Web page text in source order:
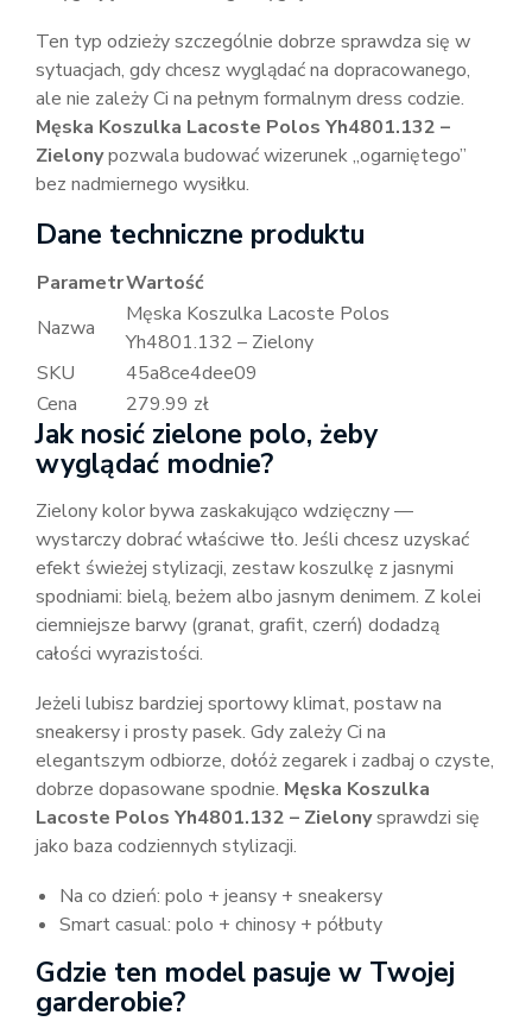
Ten typ odzieży szczególnie dobrze sprawdza się w
sytuacjach, gdy chcesz wyglądać na dopracowanego,
ale nie zależy Ci na pełnym formalnym dress codzie.
Męska Koszulka Lacoste Polos Yh4801.132 –
Zielonypozwala budować wizerunek „ogarniętego”
bez nadmiernego wysiłku.
Dane techniczne produktu
ParametrWartość
Nazwa
Męska Koszulka Lacoste Polos
Yh4801.132 – Zielony
SKU
45a8ce4dee09
Cena
279.99 zł
Jak nosić zielone polo, żeby
wyglądać modnie?
Zielony kolor bywa zaskakująco wdzięczny —
wystarczy dobrać właściwe tło. Jeśli chcesz uzyskać
efekt świeżej stylizacji, zestaw koszulkę z jasnymi
spodniami: bielą, beżem albo jasnym denimem. Z kolei
ciemniejsze barwy (granat, grafit, czerń) dodadzą
całości wyrazistości.
Jeżeli lubisz bardziej sportowy klimat, postaw na
sneakersy i prosty pasek. Gdy zależy Ci na
elegantszym odbiorze, dołóż zegarek i zadbaj o czyste,
dobrze dopasowane spodnie. Męska Koszulka
Lacoste Polos Yh4801.132 – Zielonysprawdzi się
jako baza codziennych stylizacji.
Na co dzień: polo + jeansy + sneakersy
Smart casual: polo + chinosy + półbuty
Gdzie ten model pasuje w Twojej
garderobie?